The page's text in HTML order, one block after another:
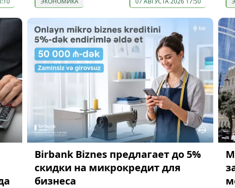
Birbank Biznes предлагает до 5%
скидки на микрокредит для
бизнеса